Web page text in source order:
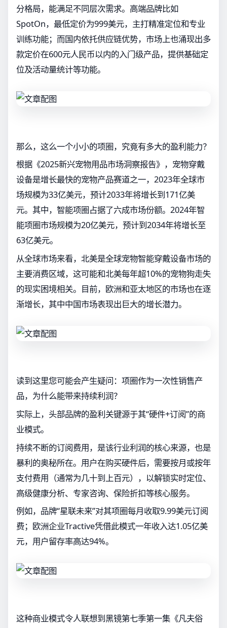
分格局，能满足不同层次需求。高端品牌比如
SpotOn，最低定价为999美元，主打精准定位和专业
训练功能；而国内依托供应链优势，市场上也涌现出多
款定价在600元人民币以内的入门级产品，提供基础定
位及活动量统计等功能。
那么，这么一个小小的项圈，究竟有多大的盈利能力？
根据《2025新兴宠物用品市场洞察报告》，宠物穿戴
设备是增长最快的宠物产品赛道之一，2023年全球市
场规模为33亿美元，预计2033年将增长到171亿美
元。其中，智能项圈占据了六成市场份额。2024年智
能项圈市场规模为20亿美元，预计到2034年将增长至
63亿美元。
从全球市场来看，北美是全球宠物智能穿戴设备市场的
主要消费区域，这可能和北美每年超10%的宠物狗走失
的现实困境相关。目前，欧洲和亚太地区的市场也在逐
渐增长，其中中国市场表现出巨大的增长潜力。
读到这里您可能会产生疑问：项圈作为一次性销售产
品，为什么能带来持续利润？
实际上，头部品牌的盈利关键源于其“硬件+订阅”的商
业模式。
持续不断的订阅费用，是该行业利润的核心来源，也是
暴利的奥秘所在。用户在购买硬件后，需要按月或按年
支付费用（通常为几十到上百元），以解锁实时定位、
高级健康分析、专家咨询、保险折扣等核心服务。
例如，品牌“星联未来”对其项圈每月收取9.99美元订阅
费；欧洲企业Tractive凭借此模式一年收入达1.05亿美
元，用户留存率高达94%。
这种商业模式令人联想到黑镜第七季第一集《凡夫俗